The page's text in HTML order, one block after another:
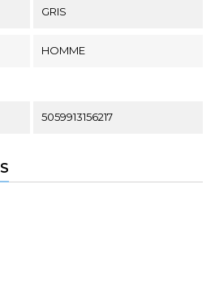
GRIS
HOMME
5059913156217